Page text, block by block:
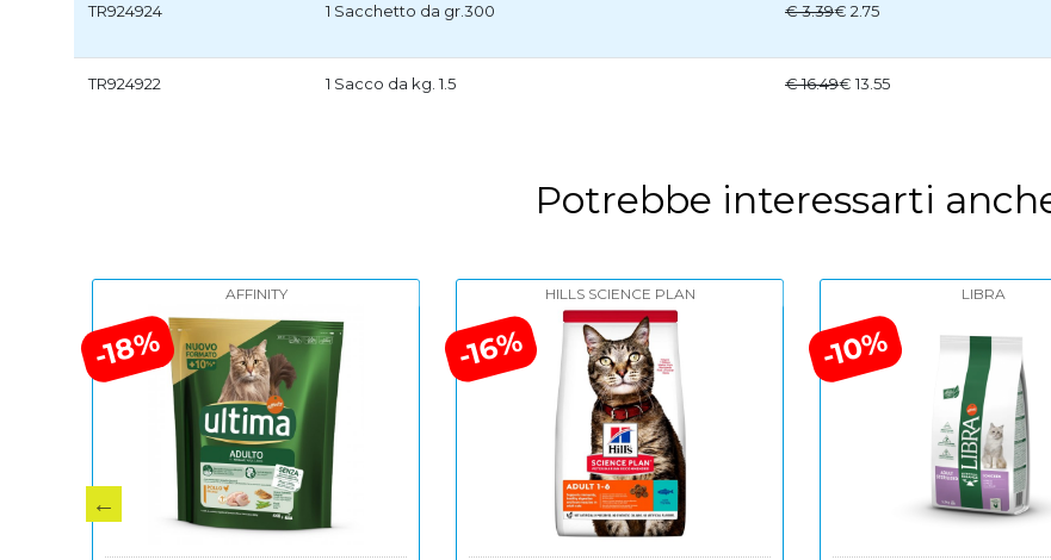
TR924924 1 Sacchetto da gr.300 € 3.39€ 2.75
TR924922 1 Sacco da kg. 1.5 € 16.49€ 13.55
Potrebbe interessarti
-18%
AFFINITY
-16%
HILLS SCIENCE PLAN
-10%
LIBRA